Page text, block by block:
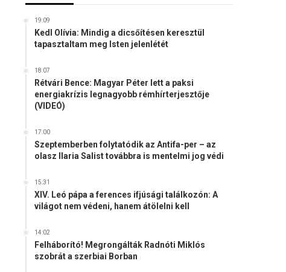
19:09
Kedl Olívia: Mindig a dicsőítésen keresztül
tapasztaltam meg Isten jelenlétét
18:07
Rétvári Bence: Magyar Péter lett a paksi
energiakrízis legnagyobb rémhírterjesztője
(VIDEÓ)
17:00
Szeptemberben folytatódik az Antifa-per – az
olasz Ilaria Salist továbbra is mentelmi jog védi
15:31
XIV. Leó pápa a ferences ifjúsági találkozón: A
világot nem védeni, hanem átölelni kell
14:02
Felháborító! Megrongálták Radnóti Miklós
szobrát a szerbiai Borban